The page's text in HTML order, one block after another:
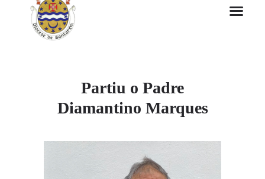
Partiu o Padre
Diamantino Marques
CELEBRAÇÃO
VIDA CRISTÃ
NOTÍCIAS